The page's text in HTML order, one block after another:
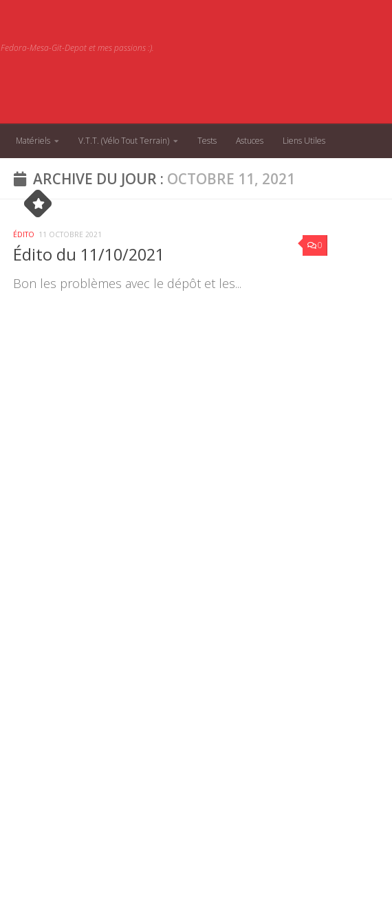
Fedora-Mesa-Git-Depot et mes passions :).
Matériels V.T.T. (Vélo Tout Terrain) Tests Astuces Liens Utiles
ARCHIVE DU JOUR : OCTOBRE 11, 2021
0
ÉDITO 11 OCTOBRE 2021
Édito du 11/10/2021
Bon les problèmes avec le dépôt et les...